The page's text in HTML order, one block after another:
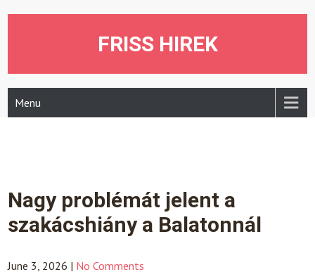
FRISS HIREK
Menu
Nagy problémát jelent a
szakácshiány a Balatonnál
June 3, 2026 | No Comments